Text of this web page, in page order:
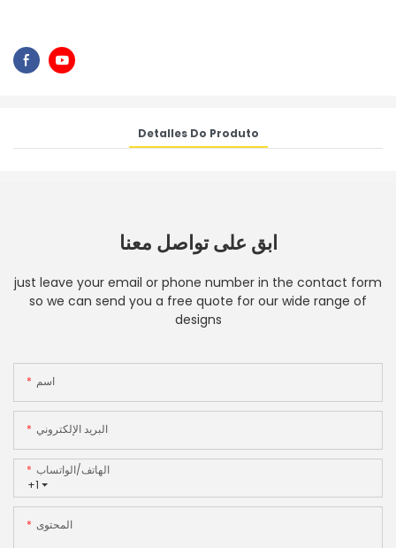
Detalles Do Produto
ابق على تواصل معنا
just leave your email or phone number in the contact form
so we can send you a free quote for our wide range of
designs
اسم
البريد الإلكتروني
+1
الهاتف/الواتساب
المحتوى